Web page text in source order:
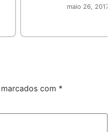
maio 26, 2017
com *